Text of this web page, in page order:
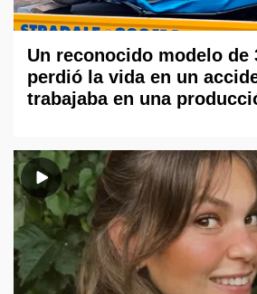
Un reconocido modelo de
perdió la vida en un
trabajaba en una